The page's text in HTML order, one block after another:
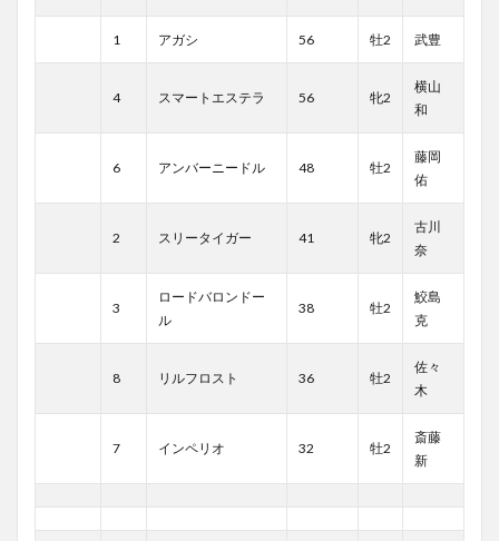
1 アガシ 56 牡2 武豊
4 スマートエステラ 56 牝2
横山
和
6 アンバーニードル 48 牡2
藤岡
佑
2 スリータイガー 41 牝2
古川
奈
3
ロードバロンドー
ル
38 牡2
鮫島
克
8 リルフロスト 36 牡2
佐々
木
7 インペリオ 32 牡2
斎藤
新